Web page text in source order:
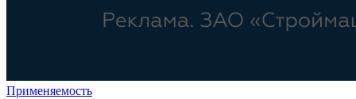
Применяемость